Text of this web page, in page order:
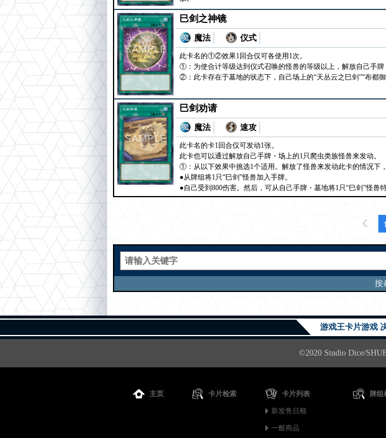
巳剑之神镜
魔法 仪式
此卡名的①②效果1回合仅可各使用1次。
①：为使合计等级达到仪式召唤的怪兽的等级以上，解放自己手
②：此卡存在于墓地的状态下，自己场上的“天丛云之巳剑”“布都
巳剑劝请
魔法 速攻
此卡名的卡1回合仅可发动1张。
此卡也可以通过解放自己手牌・场上的1只爬虫类族怪兽来发动。
①：从以下效果中挑选1个适用。解放了怪兽来发动此卡的情况下
●从牌组将1只“巳剑”怪兽加入手牌。
●自己受到800伤害。然后，可从自己手牌・墓地将1只“巳剑”怪兽
1
按
游戏王卡片游戏
©2020 Studio Dice/
主页 卡片检索 卡片列表
新发售日顺
一般商品
牌组